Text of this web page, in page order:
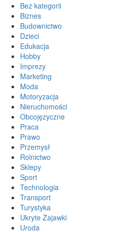
Bez kategorii
Biznes
Budownictwo
Dzieci
Edukacja
Hobby
Imprezy
Marketing
Moda
Motoryzacja
Nieruchomości
Obcojęzyczne
Praca
Prawo
Przemysł
Rolnictwo
Sklepy
Sport
Technologia
Transport
Turystyka
Ukryte Zajawki
Uroda